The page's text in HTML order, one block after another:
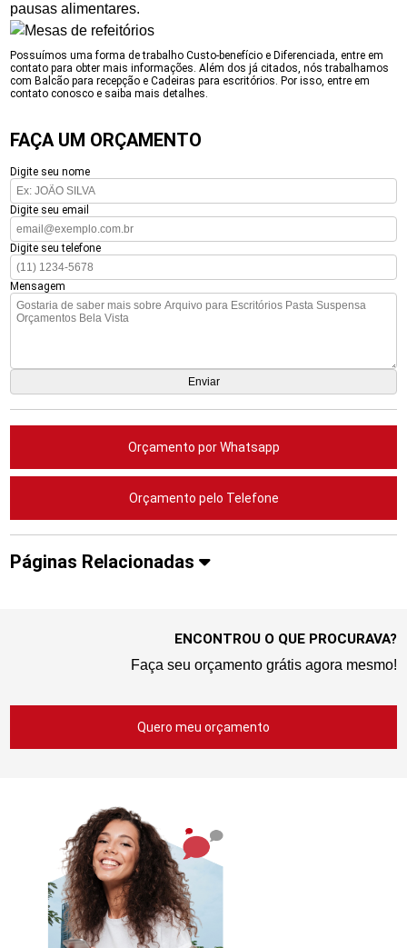
pausas alimentares.
Possuímos uma forma de trabalho Custo-benefício e Diferenciada, entre em
contato para obter mais informações. Além dos já citados, nós trabalhamos
com Balcão para recepção e Cadeiras para escritórios. Por isso, entre em
contato conosco e saiba mais detalhes.
FAÇA UM ORÇAMENTO
Digite seu nome
Digite seu email
Digite seu telefone
Mensagem
Orçamento por Whatsapp
Orçamento pelo Telefone
Páginas Relacionadas
ENCONTROU O QUE PROCURAVA?
Faça seu orçamento grátis agora mesmo!
Quero meu orçamento